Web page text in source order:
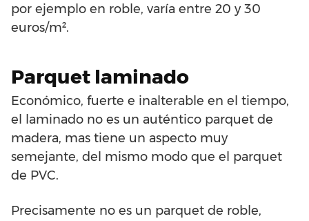
por ejemplo en roble, varía entre 20 y 30
euros/m².
Parquet laminado
Económico, fuerte e inalterable en el tiempo,
el laminado no es un auténtico parquet de
madera, mas tiene un aspecto muy
semejante, del mismo modo que el parquet
de PVC.
Precisamente no es un parquet de roble,